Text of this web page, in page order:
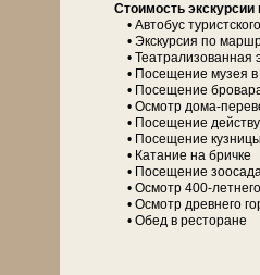
Сто­и­мость экс­кур­сии
• Автобус
• Экс­кур­сия по
• Театра­ли­зо­ван­ная
• По­се­ще­ние му­зея в
• По­се­ще­ние
• Осмотр дома-
• По­се­ще­ние
• По­се­ще­ние куз­ни­цы
• Ка­та­ние на брич­ке
• По­се­ще­ние
• Осмотр 400-
• Осмотр древ­не­го
• Обед в ре­сто­ра­не